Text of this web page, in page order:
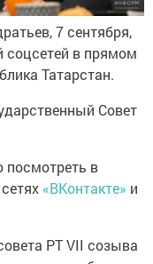
7 сентября,
соцсетей в прямом
Татарстан.
Совет
в
«ВКонтакте» и
РТ VII созыва